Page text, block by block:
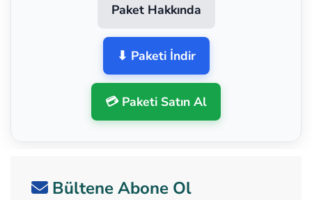
Paket Hakkında
⬇ Paketi İndir
💳 Paketi Satın Al
Bültene Abone Ol